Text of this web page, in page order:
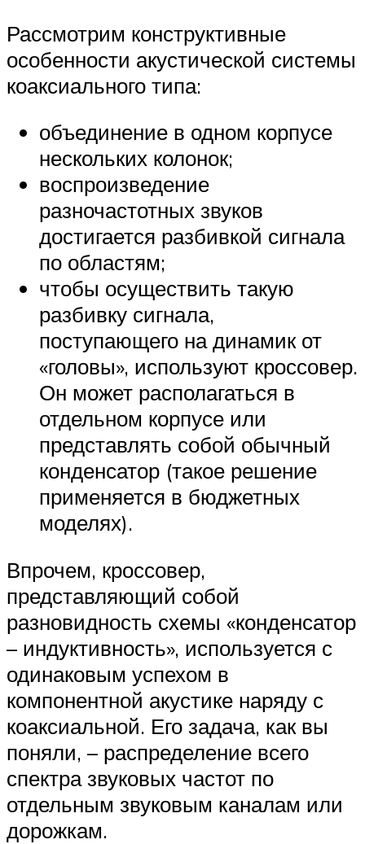
Рассмотрим конструктивные
особенности акустической системы
коаксиального типа:
объединение в одном корпусе
нескольких колонок;
воспроизведение
разночастотных звуков
достигается разбивкой сигнала
по областям;
чтобы осуществить такую
разбивку сигнала,
поступающего на динамик от
«головы», используют кроссовер.
Он может располагаться в
отдельном корпусе или
представлять собой обычный
конденсатор (такое решение
применяется в бюджетных
моделях).
Впрочем, кроссовер,
представляющий собой
разновидность схемы «конденсатор
– индуктивность», используется с
одинаковым успехом в
компонентной акустике наряду с
коаксиальной. Его задача, как вы
поняли, – распределение всего
спектра звуковых частот по
отдельным звуковым каналам или
дорожкам.